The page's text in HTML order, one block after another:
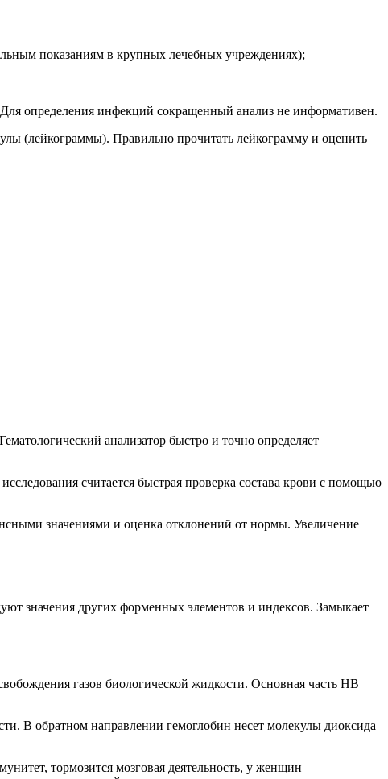
показаниям в крупных лечебных учреждениях);
определения инфекций сокращенный анализ не информативен.
(лейкограммы). Правильно прочитать лейкограмму и оценить
анализатор быстро и точно определяет
считается быстрая проверка состава крови с помощью
значениями и оценка отклонений от нормы. Увеличение
значения других форменных элементов и индексов. Замыкает
газов биологической жидкости. Основная часть НВ
В обратном направлении гемоглобин несет молекулы диоксида
тормозится мозговая деятельность, у женщин